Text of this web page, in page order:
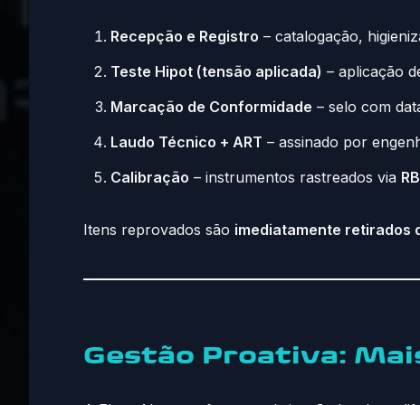
Recepção e Registro – catalogação,
Teste Hipot (tensão aplicada) – aplicação
Marcação de Conformidade – selo com
Laudo Técnico + ART – assinado por
Calibração – instrumentos rastreados via
Itens reprovados são imediatamente retirados
Gestão Proativa: